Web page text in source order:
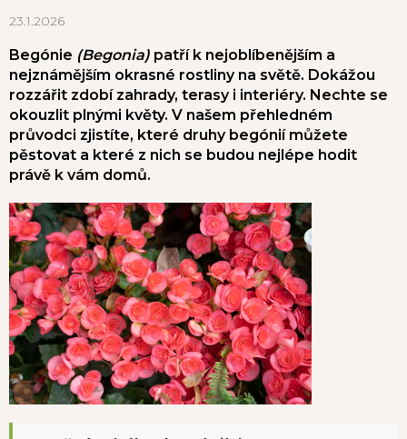
23.1.2026
Begónie (Begonia) patří k nejoblíbenějším a
nejznámějším okrasné rostliny na světě. Dokážou
rozzářit zdobí zahrady, terasy i interiéry. Nechte se
okouzlit plnými květy. V našem přehledném
průvodci zjistíte, které druhy begónií můžete
pěstovat a které z nich se budou nejlépe hodit
právě k vám domů.